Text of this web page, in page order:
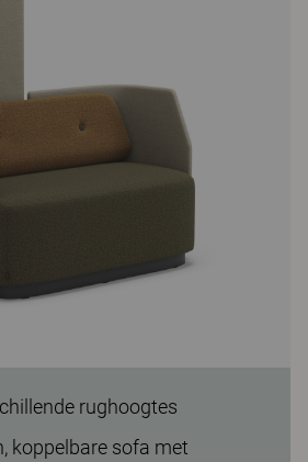
rughoogtes
koppelbare sofa met